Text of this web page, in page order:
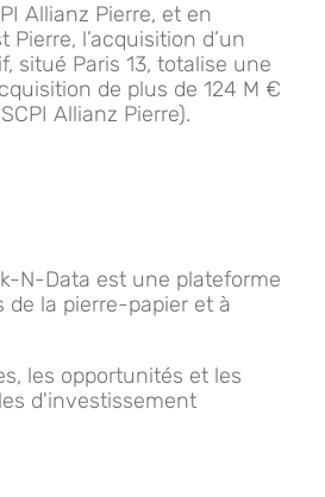
Allianz Pierre, et en
l’acquisition d’un
situé Paris 13, totalise une
de plus de 124 M €
Allianz Pierre).
N-Data est une plateforme
la pierre-papier et à
les opportunités et les
d'investissement